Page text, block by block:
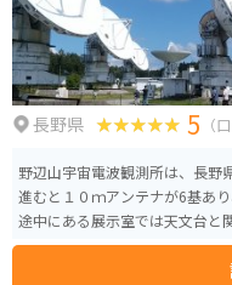
長野県 5 （
野辺山宇宙電波観測所は、長野
進むと１０ｍアンテナが6基あ
途中にある展示室では天文台と
す。